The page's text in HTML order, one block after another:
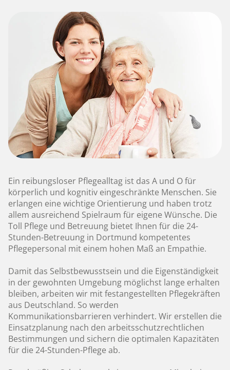
Ein reibungsloser Pflegealltag ist das A und O für
körperlich und kognitiv eingeschränkte Menschen. Sie
erlangen eine wichtige Orientierung und haben trotz
allem ausreichend Spielraum für eigene Wünsche. Die
Toll Pflege und Betreuung bietet Ihnen für die 24-
Stunden-Betreuung in Dortmund kompetentes
Pflegepersonal mit einem hohen Maß an Empathie.
Damit das Selbstbewusstsein und die Eigenständigkeit
in der gewohnten Umgebung möglichst lange erhalten
bleiben, arbeiten wir mit festangestellten Pflegekräften
aus Deutschland. So werden
Kommunikationsbarrieren verhindert. Wir erstellen die
Einsatzplanung nach den arbeitsschutzrechtlichen
Bestimmungen und sichern die optimalen Kapazitäten
für die 24-Stunden-Pflege ab.